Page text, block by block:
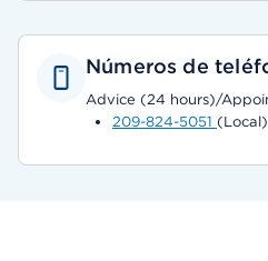
Números de
Advice (24 hours)/
209-824-5051 (Local)